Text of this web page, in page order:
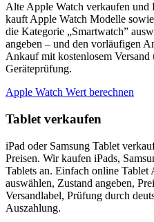
Alte Apple Watch verkaufen und
kauft Apple Watch Modelle
die Kategorie „Smartwatch”
angeben – und den vorläufigen
Ankauf mit kostenlosem
Geräteprüfung.
Apple Watch Wert berechnen
Tablet verkaufen
iPad oder Samsung Tablet
Preisen. Wir kaufen iPads,
Tablets an. Einfach online
auswählen, Zustand angeben,
Versandlabel, Prüfung durch
Auszahlung.